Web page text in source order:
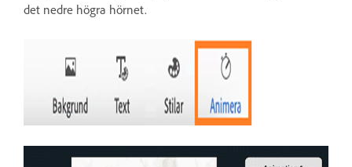
det nedre högra hörnet.